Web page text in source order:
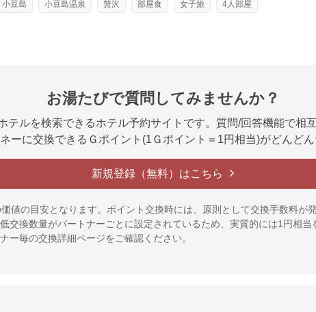
小豆島 小豆島温泉 贅沢 部屋食 女子旅 4人部屋
お湯たびで質問してみませんか？
テルを検索できるホテル予約サイトです。質問/回答機能で相
ーに交換できるＧポイント(1Ｇポイント＝1円相当)がどんど
新規登録（無料）はこちら
値の目安となります。ポイント交換時には、原則として交換手数料が
交換数量がパートナーごとに設定されているため、実質的には1円相
ー毎の交換詳細ページをご確認ください。